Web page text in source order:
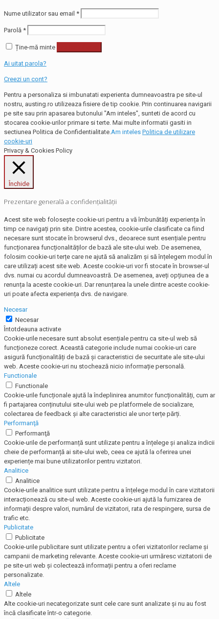
Nume utilizator sau email *
Parolă *
Ține-mă minte
Ai uitat parola?
Creezi un cont?
Pentru a personaliza si imbunatati experienta dumneavoastra pe site-ul
nostru, austing.ro utilizeaza fisiere de tip cookie. Prin continuarea navigarii
pe site sau prin apasarea butonului "Am inteles", sunteti de acord cu
stocarea cookie-urilor primare si terte. Mai multe informatii gasiti in
sectiunea Politica de Confidentialitate. Am inteles Politica de utilizare
cookie-uri
Privacy & Cookies Policy
Închide
Prezentare generală a confidențialității
Acest site web folosește cookie-uri pentru a vă îmbunătăți experiența în
timp ce navigați prin site. Dintre acestea, cookie-urile clasificate ca fiind
necesare sunt stocate în browserul dvs., deoarece sunt esențiale pentru
funcționarea funcționalităților de bază ale site-ului web. De asemenea,
folosim cookie-uri terțe care ne ajută să analizăm și să înțelegem modul în
care utilizați acest site web. Aceste cookie-uri vor fi stocate în browser-ul
dvs. numai cu acordul dumneavoastră. De asemenea, aveți opțiunea de a
renunța la aceste cookie-uri. Dar renunțarea la unele dintre aceste cookie-
uri poate afecta experiența dvs. de navigare.
Necesar
Necesar
Întotdeauna activate
Cookie-urile necesare sunt absolut esențiale pentru ca site-ul web să
funcționeze corect. Această categorie include numai cookie-uri care
asigură funcționalități de bază și caracteristici de securitate ale site-ului
web. Aceste cookie-uri nu stochează nicio informație personală.
Functionale
Functionale
Cookie-urile funcționale ajută la îndeplinirea anumitor funcționalități, cum ar
fi partajarea conținutului site-ului web pe platformele de socializare,
colectarea de feedback și alte caracteristici ale unor terțe părți.
Performanţă
Performanţă
Cookie-urile de performanță sunt utilizate pentru a înțelege și analiza indicii
cheie de performanță ai site-ului web, ceea ce ajută la oferirea unei
experiențe mai bune utilizatorilor pentru vizitatori.
Analitice
Analitice
Cookie-urile analitice sunt utilizate pentru a înțelege modul în care vizitatorii
interacționează cu site-ul web. Aceste cookie-uri ajută la furnizarea de
informații despre valori, numărul de vizitatori, rata de respingere, sursa de
trafic etc.
Publicitate
Publicitate
Cookie-urile publicitare sunt utilizate pentru a oferi vizitatorilor reclame și
campanii de marketing relevante. Aceste cookie-uri urmăresc vizitatorii de
pe site-uri web și colectează informații pentru a oferi reclame
personalizate.
Altele
Altele
Alte cookie-uri necategorizate sunt cele care sunt analizate și nu au fost
încă clasificate într-o categorie.